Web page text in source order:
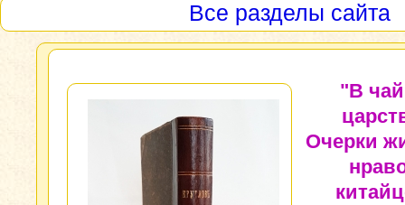
Все разделы сайта
"В
Очерки